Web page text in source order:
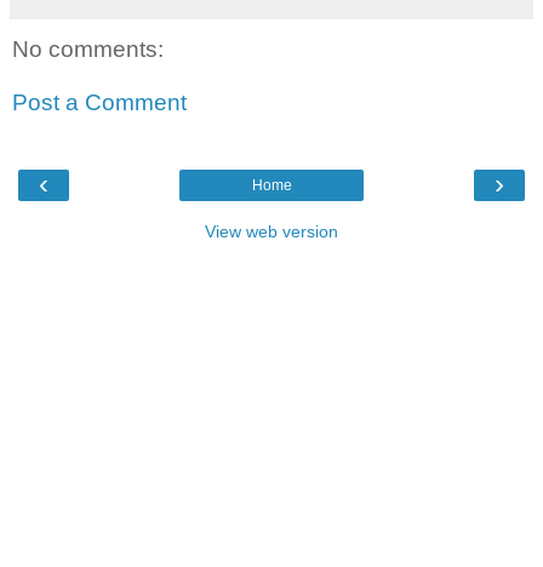
No comments:
Post a Comment
‹ ›
Home
View web version